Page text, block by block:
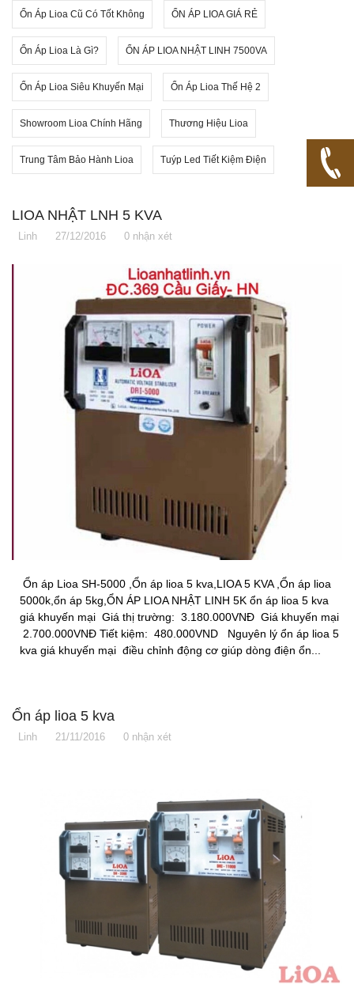
Ổn Áp Lioa Cũ Có Tốt Không ỔN ÁP LIOA GIÁ RẺ
Ổn Áp Lioa Là Gì? ỔN ÁP LIOA NHẬT LINH 7500VA
Ổn Áp Lioa Siêu Khuyến Mại Ổn Áp Lioa Thế Hệ 2
Showroom Lioa Chính Hãng Thương Hiệu Lioa
Trung Tâm Bảo Hành Lioa Tuýp Led Tiết Kiệm Điện
LIOA NHẬT LNH 5 KVA
Linh 27/12/2016 0 nhận xét
Ổn áp Lioa SH-5000​ ,Ổn áp lioa 5 kva,LIOA 5 KVA ,Ổn áp lioa
5000k,ổn áp 5kg,ỔN ÁP LIOA NHẬT LINH 5K ổn áp lioa 5 kva
giá khuyến mại Giá thị trường: 3.180.000VNĐ Giá khuyến mại
2.700.000VNĐ Tiết kiệm: 480.000VND Nguyên lý ổn áp lioa 5
kva giá khuyến mại điều chỉnh động cơ giúp dòng điện ổn...
Ổn áp lioa 5 kva
Linh 21/11/2016 0 nhận xét